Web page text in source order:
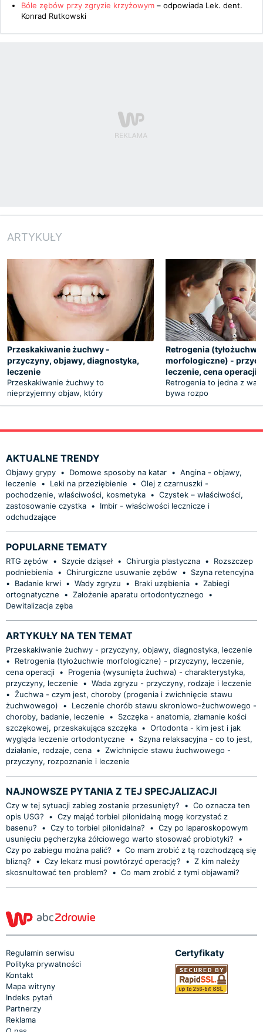
Bóle zębów przy zgryzie krzyżowym – odpowiada Lek. dent.
Konrad Rutkowski
ARTYKUŁY
Przeskakiwanie żuchwy -
przyczyny, objawy, diagnostyka,
leczenie
Przeskakiwanie żuchwy to
nieprzyjemny objaw, który
Retrogenia
morfologiczne) -
leczenie, cena operacji
Retrogenia to jedna z
bywa rozpo
AKTUALNE TRENDY
Objawy grypy • Domowe sposoby na katar • Angina - objawy,
leczenie
• Leki na przeziębienie • Olej z czarnuszki -
pochodzenie, właściwości, kosmetyka • Czystek – właściwości,
zastosowanie czystka •
Imbir - właściwości lecznicze i
odchudzające
POPULARNE TEMATY
RTG zębów • Szycie dziąseł • Chirurgia plastyczna •
Rozszczep
podniebienia • Chirurgiczne usuwanie zębów •
Szyna retencyjna
•
Badanie krwi • Wady zgryzu • Braki uzębienia • Zabiegi
ortognatyczne
• Założenie aparatu ortodontycznego
•
Dewitalizacja zęba
ARTYKUŁY NA TEN TEMAT
Przeskakiwanie żuchwy - przyczyny, objawy, diagnostyka, leczenie
•
Retrogenia (tyłożuchwie morfologiczne) - przyczyny, leczenie,
cena operacji •
Progenia (wysunięta żuchwa) - charakterystyka,
przyczyny, leczenie
• Wada zgryzu - przyczyny, rodzaje i leczenie
• Żuchwa - czym jest, choroby (progenia i zwichnięcie stawu
żuchwowego)
•
Leczenie chorób stawu skroniowo-żuchwowego -
choroby, badanie, leczenie
•
Szczęka - anatomia, złamanie kości
szczękowej, przeskakująca szczęka • Ortodonta - kim jest i jak
wygląda leczenie ortodontyczne
•
Szyna relaksacyjna - co to jest,
działanie, rodzaje, cena • Zwichnięcie stawu żuchwowego -
przyczyny, rozpoznanie i leczenie
NAJNOWSZE PYTANIA Z TEJ SPECJALIZACJI
Czy w tej sytuacji zabieg zostanie przesunięty? • Co oznacza ten
opis USG?
• Czy mająć torbiel pilonidalną mogę korzystać z
basenu?
• Czy to torbiel pilonidalna? • Czy po laparoskopowym
usunięciu pęcherzyka żółciowego warto stosować probiotyki?
•
Czy po zabiegu można palić?
• Co mam zrobić z tą rozchodzącą się
blizną?
• Czy lekarz musi powtórzyć operację? • Z kim należy
skosnultować ten problem?
• Co mam zrobić z tymi objawami?
Regulamin serwisu
Polityka prywatności
Kontakt
Mapa witryny
Indeks pytań
Partnerzy
Reklama
Certyfikaty